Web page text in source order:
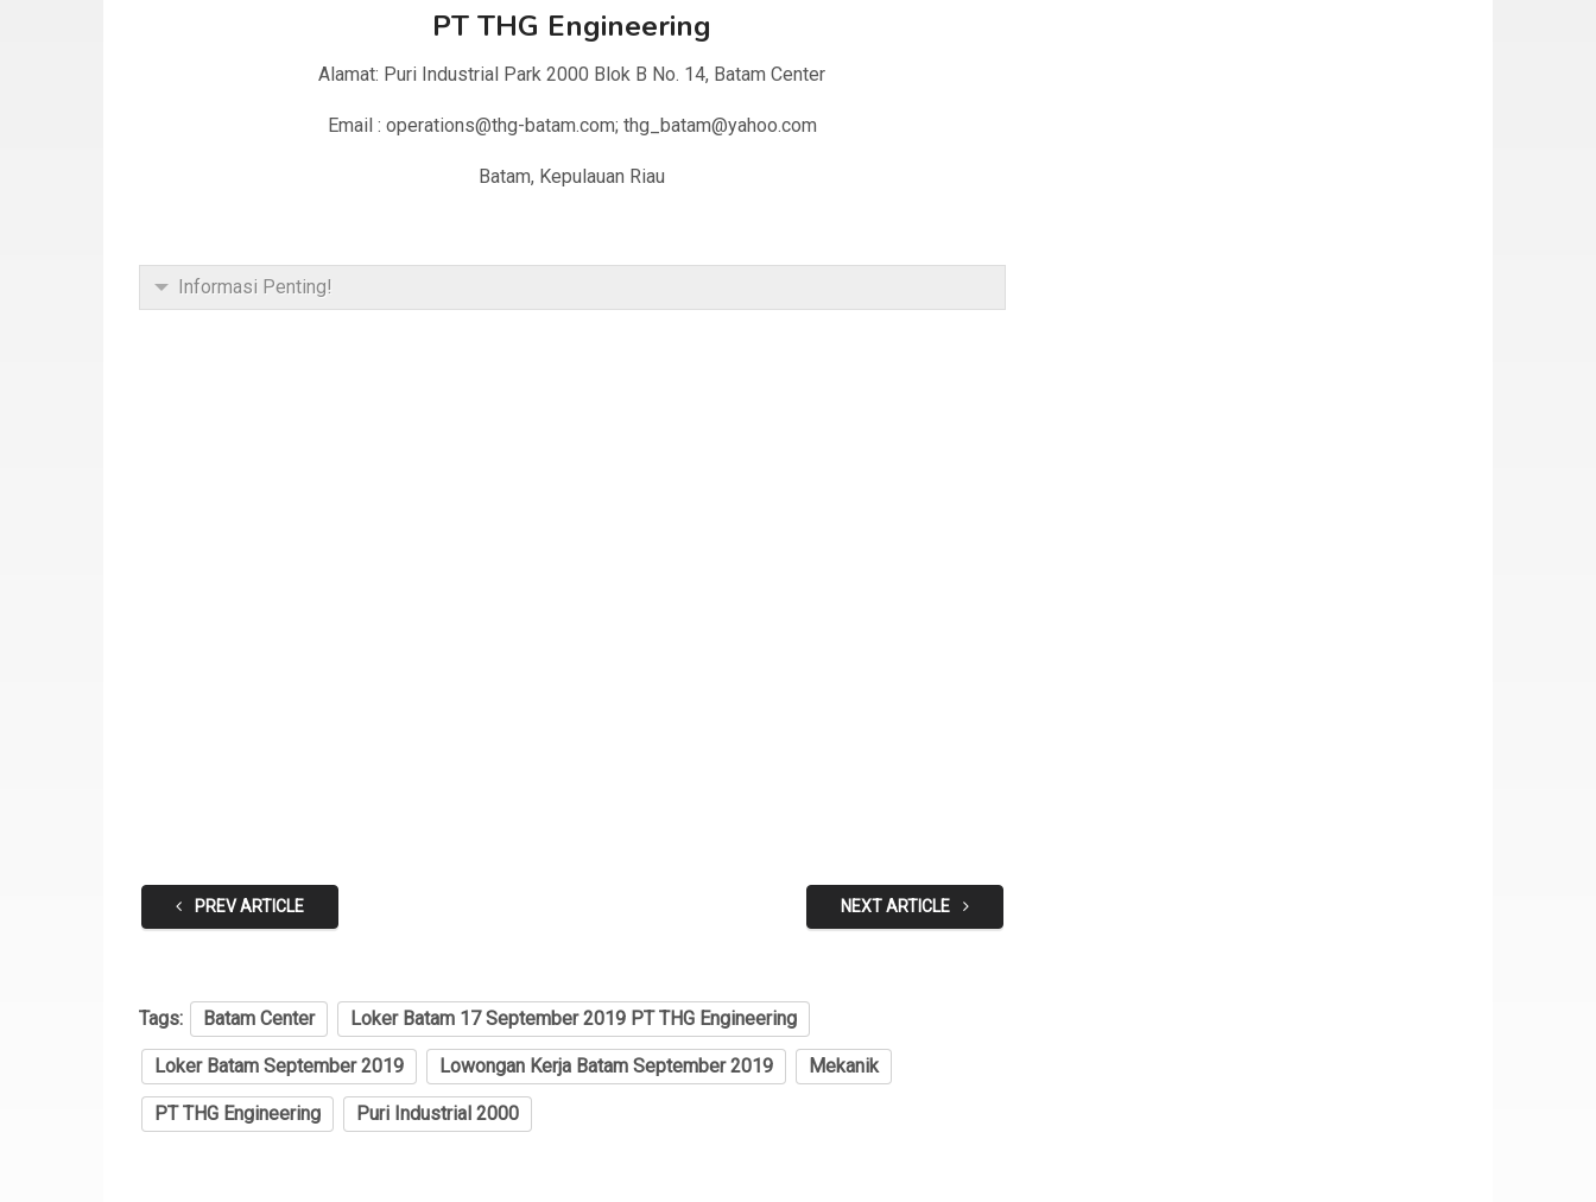
PT THG Engineering
Alamat: Puri Industrial Park 2000 Blok B No. 14, Batam Center
Email : operations@thg-batam.com; thg_batam@yahoo.com
Batam, Kepulauan Riau
Informasi Penting!
PREV ARTICLE NEXT ARTICLE
Tags: Batam Center Loker Batam 17 September 2019 PT THG Engineering
Loker Batam September 2019 Lowongan Kerja Batam September 2019 Mekanik
PT THG Engineering Puri Industrial 2000